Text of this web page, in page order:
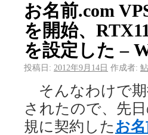
お名前.com
を開始、
を設定した –
投稿日: 2012年9月14日 作成者: 鮎
そんなわけで期
されたので、先
規に契約した お